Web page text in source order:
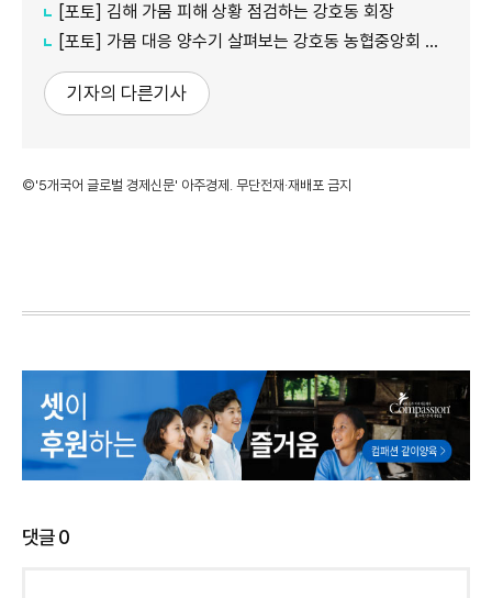
[포토] 김해 가뭄 피해 상황 점검하는 강호동 회장
[포토] 가뭄 대응 양수기 살펴보는 강호동 농협중앙회 회장
기자의 다른기사
©'5개국어 글로벌 경제신문' 아주경제. 무단전재·재배포 금지
댓글0